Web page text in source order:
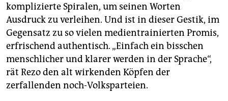
komplizierte Spiralen, um seinen Worten
Ausdruck zu verleihen. Und ist in dieser Gestik, im
Gegensatz zu so vielen medientrainierten Promis,
erfrischend authentisch. „Einfach ein bisschen
menschlicher und klarer werden in der Sprache“,
rät Rezo den alt wirkenden Köpfen der
zerfallenden noch-Volksparteien.